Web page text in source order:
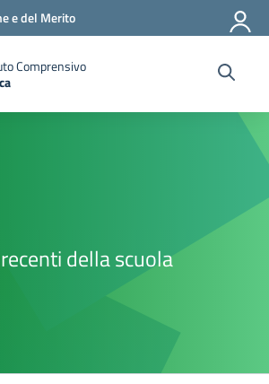
e del Merito
Comprensivo
della scuola